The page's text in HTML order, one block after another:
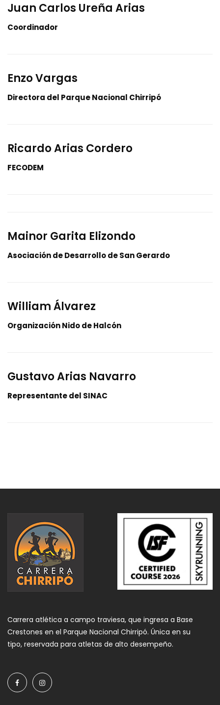
Juan Carlos Ureña Arias
Coordinador
Enzo Vargas
Directora del Parque Nacional Chirripó
Ricardo Arias Cordero
FECODEM
Mainor Garita Elizondo
Asociación de Desarrollo de San Gerardo
William Álvarez
Organización Nido de Halcón
Gustavo Arias Navarro
Representante del SINAC
Carrera atlética a campo traviesa, que ingresa a Base
Crestones en el Parque Nacional Chirripó. Única en su
tipo, reservada para atletas de alto desempeño.